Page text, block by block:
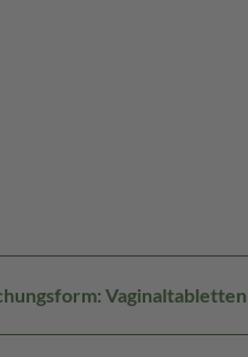
Vaginaltabletten